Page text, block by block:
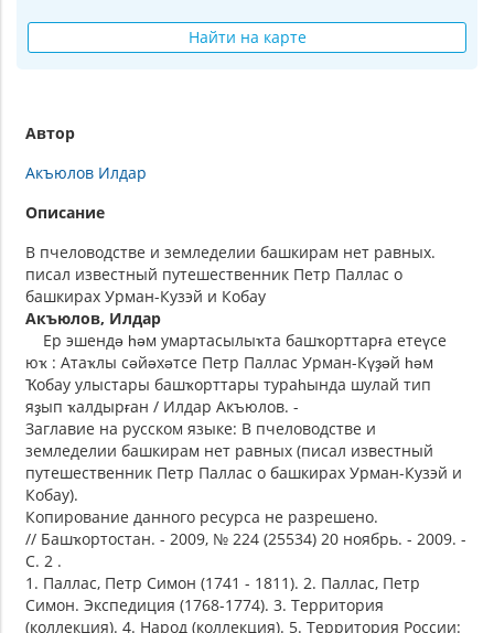
Найти на карте
Автор
Акъюлов Илдар
Описание
В пчеловодстве и земледелии башкирам нет равных.
писал известный путешественник Петр Паллас о
башкирах Урман-Кузэй и Кобау
Акъюлов, Илдар
Ер эшендә һәм умартасылыҡта башҡорттарға етеүсе
юҡ : Атаҡлы сәйәхәтсе Петр Паллас Урман-Күҙәй һәм
Ҡобау улыстары башҡорттары тураһында шулай тип
яҙып ҡалдырған / Илдар Акъюлов. -
Заглавие на русском языке: В пчеловодстве и
земледелии башкирам нет равных (писал известный
путешественник Петр Паллас о башкирах Урман-Кузэй и
Кобау).
Копирование данного ресурса не разрешено.
// Башҡортостан. - 2009, № 224 (25534) 20 ноябрь. - 2009. -
С. 2 .
1. Паллас, Петр Симон (1741 - 1811). 2. Паллас, Петр
Симон. Экспедиция (1768-1774). 3. Территория
(коллекция). 4. Народ (коллекция). 5. Территория России: